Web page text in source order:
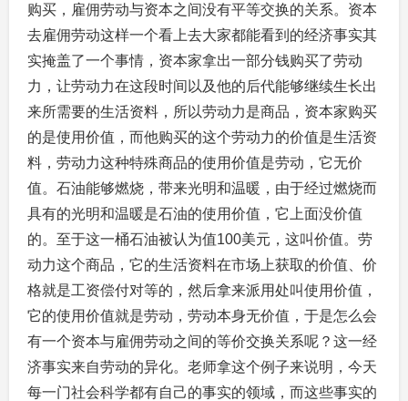
购买，雇佣劳动与资本之间没有平等交换的关系。资本
去雇佣劳动这样一个看上去大家都能看到的经济事实其
实掩盖了一个事情，资本家拿出一部分钱购买了劳动
力，让劳动力在这段时间以及他的后代能够继续生长出
来所需要的生活资料，所以劳动力是商品，资本家购买
的是使用价值，而他购买的这个劳动力的价值是生活资
料，劳动力这种特殊商品的使用价值是劳动，它无价
值。石油能够燃烧，带来光明和温暖，由于经过燃烧而
具有的光明和温暖是石油的使用价值，它上面没价值
的。至于这一桶石油被认为值100美元，这叫价值。劳
动力这个商品，它的生活资料在市场上获取的价值、价
格就是工资偿付对等的，然后拿来派用处叫使用价值，
它的使用价值就是劳动，劳动本身无价值，于是怎么会
有一个资本与雇佣劳动之间的等价交换关系呢？这一经
济事实来自劳动的异化。老师拿这个例子来说明，今天
每一门社会科学都有自己的事实的领域，而这些事实的